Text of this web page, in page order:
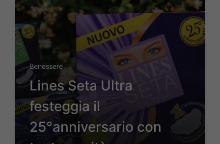
Benessere
Lines Seta Ultra
festeggia il
25°anniversario con